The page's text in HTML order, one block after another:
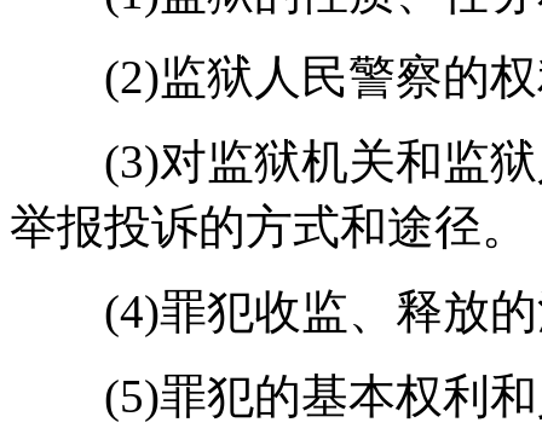
(2)监狱人民警察的权
(3)对监狱机关和监狱
举报投诉的方式和途径。
(4)罪犯收监、释放的
(5)罪犯的基本权利和